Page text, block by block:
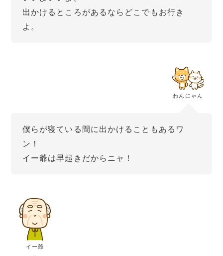
出かけるところがあるならどこでもお行き
よ。
わんにゃん
僕らが寝ている間に出かけることもあるワ
ン！
イー爺は早起きだからニャ！
イー爺